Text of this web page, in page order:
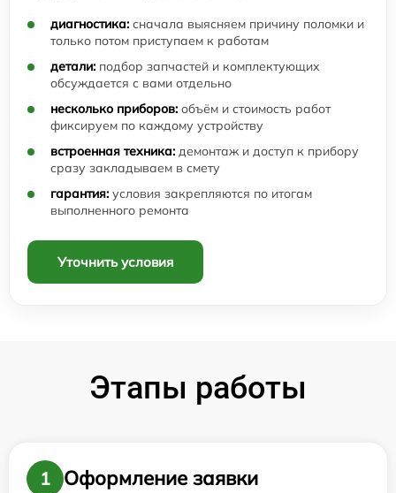
диагностика: сначала выясняем причину поломки и
только потом приступаем к работам
детали: подбор запчастей и комплектующих
обсуждается с вами отдельно
несколько приборов: объём и стоимость работ
фиксируем по каждому устройству
встроенная техника: демонтаж и доступ к прибору
сразу закладываем в смету
гарантия: условия закрепляются по итогам
выполненного ремонта
Уточнить условия
Этапы работы
1
Оформление заявки